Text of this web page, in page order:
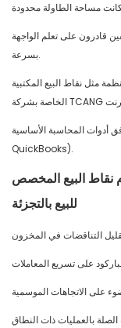
قادرون على تعلم الواجهة
بسرعة.
مثل نقاط البيع المكتبية
الأساسية (على سبيل المثال،
QuickBooks).
نقاط البيع المخصص
للبيع بالتجزئة
بالعمليات ذات النطاق